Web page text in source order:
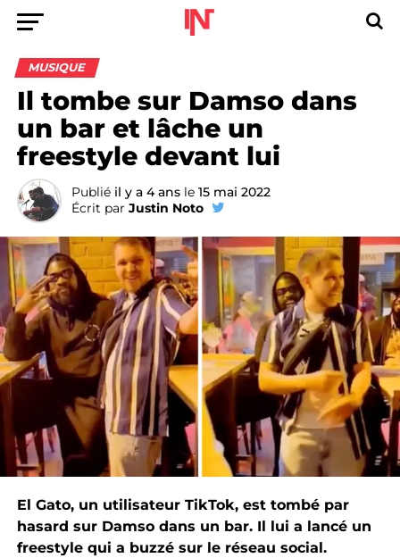
MUSIQUE
Il tombe sur Damso dans
un bar et lâche un
freestyle devant lui
Publié il y a 4 ans le 15 mai 2022
Écrit par Justin Noto
El Gato, un utilisateur TikTok, est tombé par
hasard sur Damso dans un bar. Il lui a lancé un
freestyle qui a buzzé sur le réseau social.